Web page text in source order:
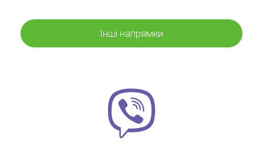
Інші напрямки